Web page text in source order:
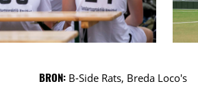
BRON: B-Side Rats, Breda Loco's